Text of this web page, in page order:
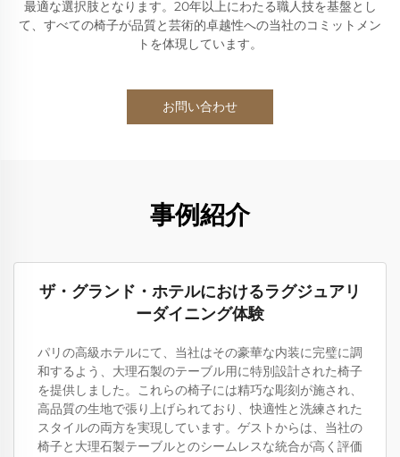
最適な選択肢となります。20年以上にわたる職人技を基盤とし
て、すべての椅子が品質と芸術的卓越性への当社のコミットメン
トを体現しています。
お問い合わせ
事例紹介
ザ・グランド・ホテルにおけるラグジュアリ
ーダイニング体験
パリの高級ホテルにて、当社はその豪華な内装に完璧に調
和するよう、大理石製のテーブル用に特別設計された椅子
を提供しました。これらの椅子には精巧な彫刻が施され、
高品質の生地で張り上げられており、快適性と洗練された
スタイルの両方を実現しています。ゲストからは、当社の
椅子と大理石製テーブルとのシームレスな統合が高く評価